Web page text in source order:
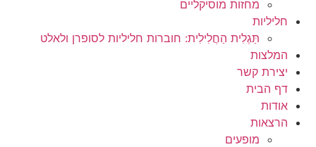
מחזות מוסיקליים
חליליות
תַּגְלִית הַחֲלִילִית: חוברות חליליות לסופרן ולאלט
המלצות
יצירת קשר
דף הבית
אודות
הרצאות
מופעים